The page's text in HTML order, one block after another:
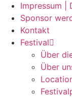
Impressum |
Sponsor
Kontakt
Festival
Über
Über